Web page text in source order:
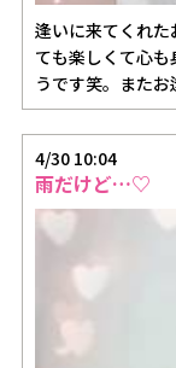
逢いに来てくれ
ても楽しくて心
うです笑。またお
仲良し様♡ …
4/30 10:04
雨だけど…♡